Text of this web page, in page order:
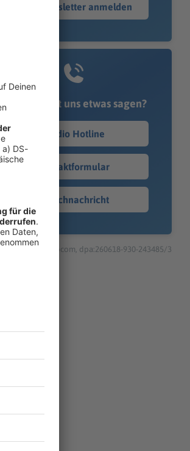
Zum Newsletter anmelden
Du möchtest uns etwas sagen?
Studio Hotline
Kontaktformular
Sprachnachricht
© dpa-infocom, dpa:260618-930-243485/3